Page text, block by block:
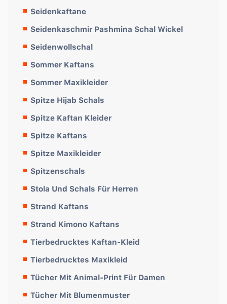
Seidenkaftane
Seidenkaschmir Pashmina Schal Wickel
Seidenwollschal
Sommer Kaftans
Sommer Maxikleider
Spitze Hijab Schals
Spitze Kaftan Kleider
Spitze Kaftans
Spitze Maxikleider
Spitzenschals
Stola Und Schals Für Herren
Strand Kaftans
Strand Kimono Kaftans
Tierbedrucktes Kaftan-Kleid
Tierbedrucktes Maxikleid
Tücher Mit Animal-Print Für Damen
Tücher Mit Blumenmuster